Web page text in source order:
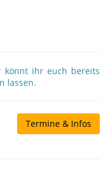
könnt ihr euch bereits
lassen.
Termine & Infos